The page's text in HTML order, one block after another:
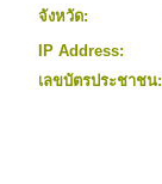
จังหวัด:
IP Address:
เลขบัตรประชาชน: